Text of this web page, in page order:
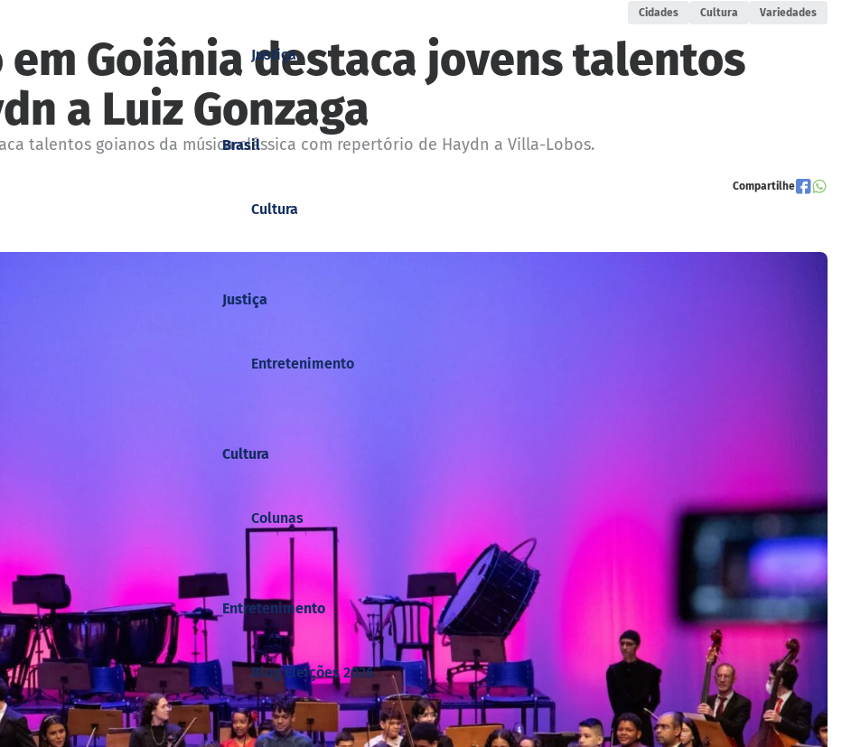
Justiça
Cultura
Entretenimento
Colunas
Blog Eleições 2026
Brasil
Justiça
Cultura
Entretenimento
Cidades Cultura Variedades
Goiânia destaca jovens talentos
a Luiz Gonzaga
talentos goianos da música clássica com repertório de Haydn a Villa-Lobos.
Compartilhe